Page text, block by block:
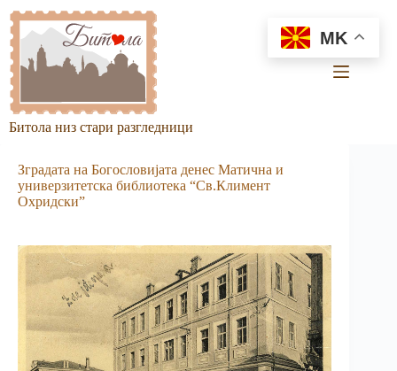
content
Битола низ стари разгледници
Зградата на Богословијата денес Матична и
универзитет­ска библиотека “Св.Климент
Охридски”
MK